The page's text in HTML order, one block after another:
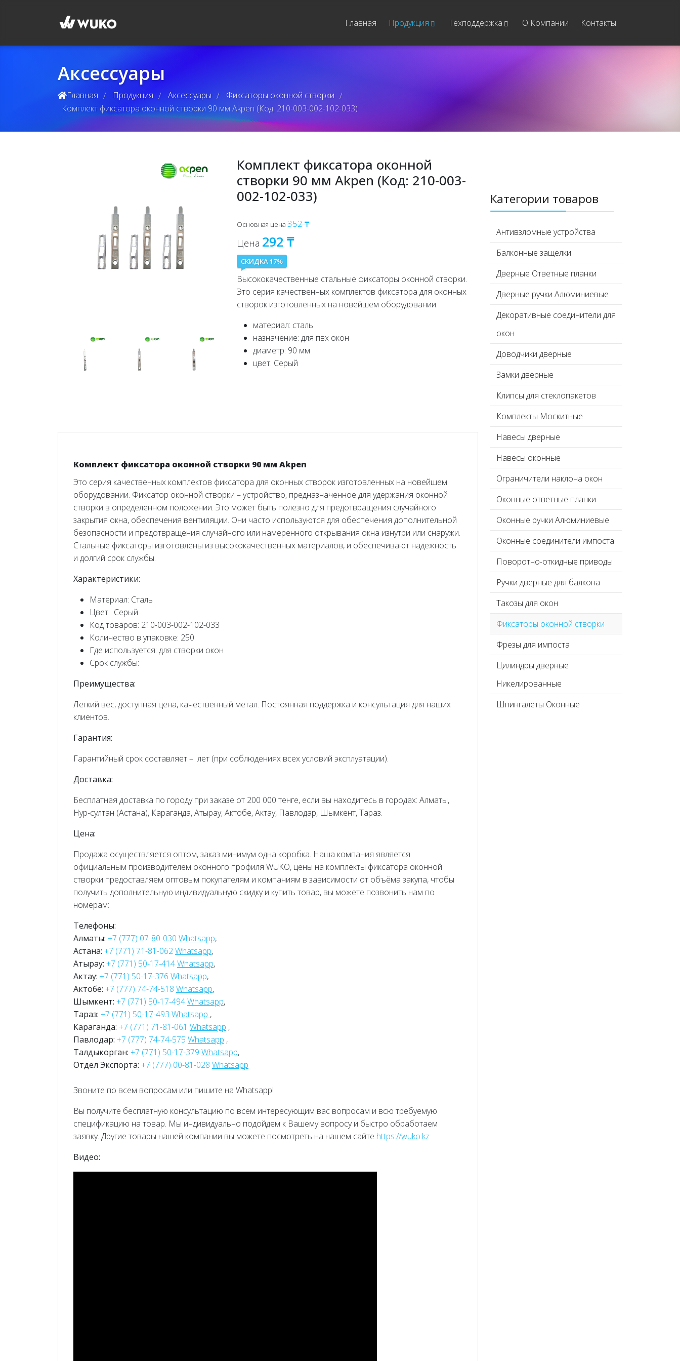
Главная Продукция Техподдержка О Компании Контакты
Аксессуары
Главная / Продукция / Аксессуары / Фиксаторы оконной створки /
Комплект фиксатора оконной створки 90 мм Akpen (Код: 210-003-002-102-033)
Комплект фиксатора оконной
створки 90 мм Akpen (Код: 210-003-
002-102-033)
Основная цена352 ₸
Цена 292 ₸
СКИДКА 17%
Высококачественные стальные фиксаторы оконной створки.
Это серия качественных комплектов фиксатора для оконных
створок изготовленных на новейшем оборудовании.
материал: сталь
назначение: для пвх окон
диаметр: 90 мм
цвет: Серый
Комплект фиксатора оконной створки 90 мм Akpen
Это серия качественных комплектов фиксатора для оконных створок изготовленных на новейшем
оборудовании. Фиксатор оконной створки – устройство, предназначенное для удержания оконной
створки в определенном положении. Это может быть полезно для предотвращения случайного
закрытия окна, обеспечения вентиляции. Они часто используются для обеспечения дополнительной
безопасности и предотвращения случайного или намеренного открывания окна изнутри или снаружи.
Стальные фиксаторы изготовлены из высококачественных материалов, и обеспечивают надежность
и долгий срок службы.
Характеристики:
Материал: Сталь
Цвет: Серый
Код товаров: 210-003-002-102-033
Количество в упаковке: 250
Где используется: для створки окон
Срок службы:
Преимущества:
Легкий вес, доступная цена, качественный метал. Постоянная поддержка и консультация для наших
клиентов.
Гарантия:
Гарантийный срок составляет – лет (при соблюдениях всех условий эксплуатации).
Доставка:
Бесплатная доставка по городу при заказе от 200 000 тенге, если вы находитесь в городах: Алматы,
Нур-султан (Астана), Караганда, Атырау, Актобе, Актау, Павлодар, Шымкент, Тараз.
Цена:
Продажа осуществляется оптом, заказ минимум одна коробка. Наша компания является
официальным производителем оконного профиля WUKO, цены на комплекты фиксатора оконной
створки предоставляем оптовым покупателям и компаниям в зависимости от объёма закупа, чтобы
получить дополнительную индивидуальную скидку и купить товар, вы можете позвонить нам по
номерам:
Телефоны:
Алматы: +7 (777) 07-80-030 Whatsapp,
Астана: +7 (771) 71-81-062Whatsapp,
Атырау: +7 (771) 50-17-414Whatsapp,
Актау: +7 (771) 50-17-376 Whatsapp,
Актобе: +7 (777) 74-74-518 Whatsapp,
Шымкент: +7 (771) 50-17-494Whatsapp,
Тараз: +7 (771) 50-17-493 Whatsapp ,
Караганда: +7 (771) 71-81-061 Whatsapp ,
Павлодар: +7 (777) 74-74-575 Whatsapp ,
Талдыкорган: +7 (771) 50-17-379 Whatsapp,
Отдел Экспорта: +7 (777) 00-81-028 Whatsapp
Звоните по всем вопросам или пишите на Whatsapp!
Вы получите бесплатную консультацию по всем интересующим вас вопросам и всю требуемую
спецификацию на товар. Мы индивидуально подойдем к Вашему вопросу и быстро обработаем
заявку. Другие товары нашей компании вы можете посмотреть на нашем сайте https://wuko.kz
Видео:
Категории товаров
Антивзломные устройства
Балконные защелки
Дверные Ответные планки
Дверные ручки Алюминиевые
Декоративные соединители для
окон
Доводчики дверные
Замки дверные
Клипсы для стеклопакетов
Комплекты Москитные
Навесы дверные
Навесы оконные
Ограничители наклона окон
Оконные ответные планки
Оконные ручки Алюминиевые
Оконные соединители импоста
Поворотно-откидные приводы
Ручки дверные для балкона
Такозы для окон
Фиксаторы оконной створки
Фрезы для импоста
Цилиндры дверные
Никелированные
Шпингалеты Оконные